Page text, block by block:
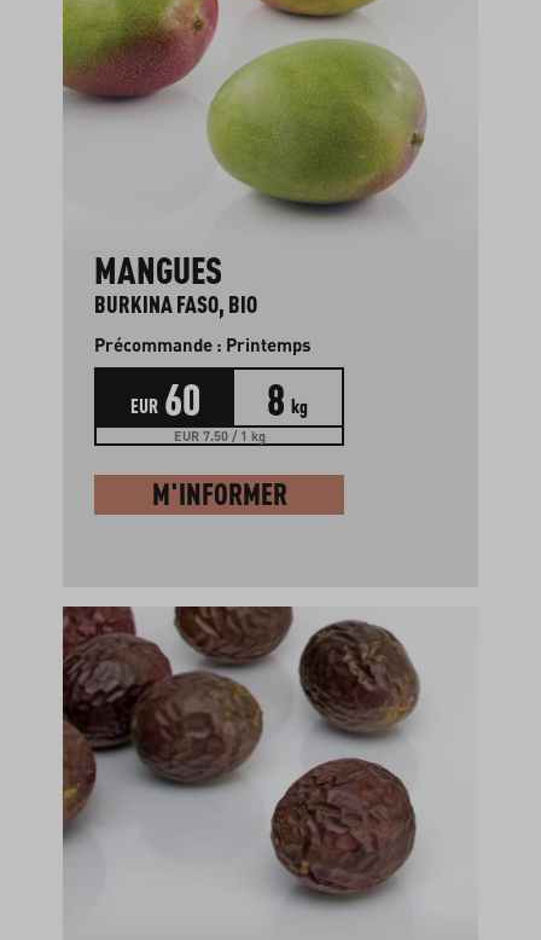
MANGUES
BURKINA FASO, BIO
Précommande : Printemps
EUR 60 8 kg
EUR 7.50 / 1 kg
M'INFORMER